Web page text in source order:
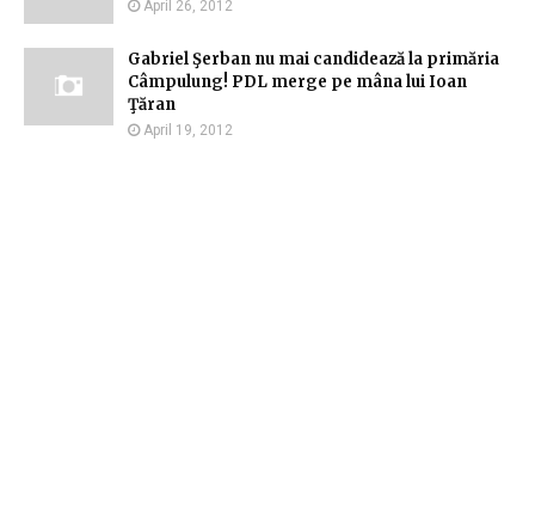
April 26, 2012
Gabriel Şerban nu mai candidează la primăria
Câmpulung! PDL merge pe mâna lui Ioan
Ţăran
April 19, 2012